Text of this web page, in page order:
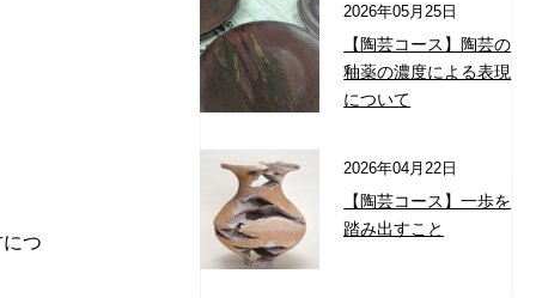
つ
2026年05月25日
【陶芸コース】陶芸の
釉薬の濃度による表現
について
2026年04月22日
【陶芸コース】一歩を
踏み出すこと